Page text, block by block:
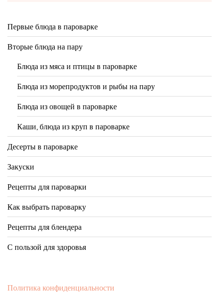
Первые блюда в пароварке
Вторые блюда на пару
Блюда из мяса и птицы в пароварке
Блюда из морепродуктов и рыбы на пару
Блюда из овощей в пароварке
Каши, блюда из круп в пароварке
Десерты в пароварке
Закуски
Рецепты для пароварки
Как выбрать пароварку
Рецепты для блендера
С пользой для здоровья
Политика конфиденциальности